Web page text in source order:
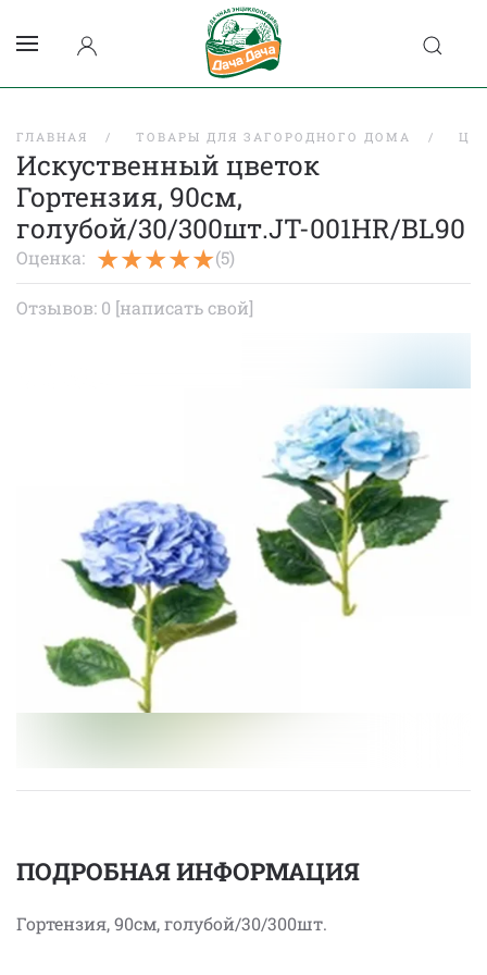
ГЛАВНАЯ ТОВАРЫ ДЛЯ ЗАГОРОДНОГО ДОМА
Искуственный цветок
Гортензия, 90см,
голубой/30/300шт.JT-001HR/BL90
Оценка: (5)
Отзывов: 0 [написать свой]
ПОДРОБНАЯ ИНФОРМАЦИЯ
Гортензия, 90см, голубой/30/300шт.